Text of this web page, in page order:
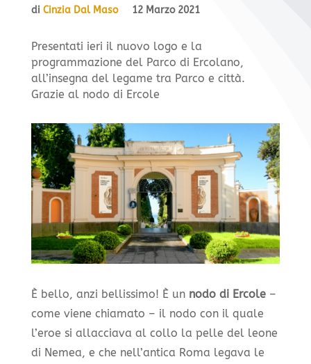
di Cinzia Dal Maso 12 Marzo 2021
Presentati ieri il nuovo logo e la
programmazione del Parco di Ercolano,
all’insegna del legame tra Parco e città.
Grazie al nodo di Ercole
È bello, anzi bellissimo! È un nodo di Ercole–
come viene chiamato – il nodo con il quale
l’eroe si allacciava al collo la pelle del leone
di Nemea, e che nell’antica Roma legava le